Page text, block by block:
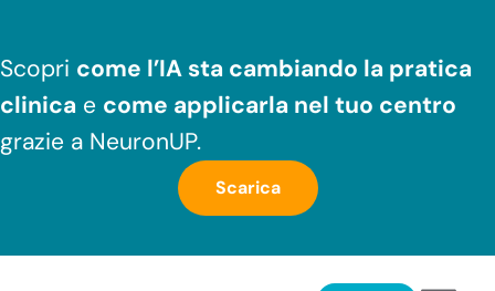
Scopri come l’IA sta cambiando la pratica
clinica e come applicarla nel tuo centro
grazie a NeuronUP.
Scarica